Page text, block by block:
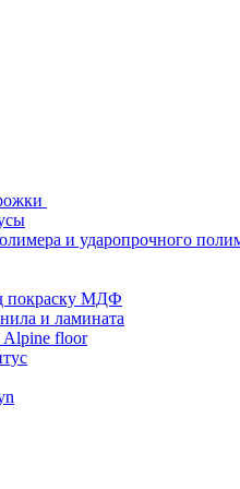
и ударопрочного
покраску МДФ
и ламината
floor